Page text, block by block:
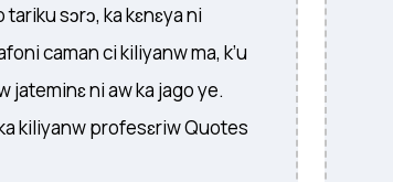
sɔrɔ, ka kɛnɛya ni
caman ci kiliyanw ma, k’u
jateminɛ ni aw ka jago ye.
kiliyanw profesɛriw Quotes